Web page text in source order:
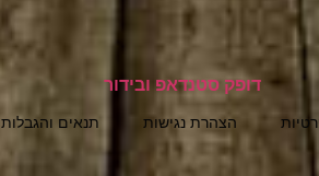
הצהרת נגישות תנאים והגבלות